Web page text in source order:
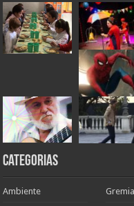
Categorias
Ambiente